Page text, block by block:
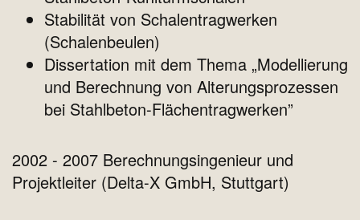
Stabilität von Schalentragwerken
(Schalenbeulen)
Dissertation mit dem Thema „Modellierung
und Berechnung von Alterungsprozessen
bei Stahlbeton-Flächentragwerken”
2002 - 2007 Berechnungsingenieur und
Projektleiter (Delta-X GmbH, Stuttgart)